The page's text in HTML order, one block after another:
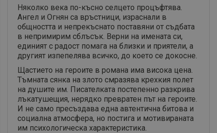
Няколко века по-късно селцето процъфтява.
Ангел и Огнян са връстници, израснали в
общността и непрекъснато поставяни от съдбата
в непримирим сблъсък. Верни на имената си,
единият с радост помага на близки и приятели, а
другият изпепелява всичко, до което се докосне.
Щастието на героите в романа има висока цена.
Тъмната сянка на злото смразява крехкия полет
на душите им. Писателката постепенно разкрива
лъкатушещия, нерядко превратен път на героите.
И не само пресъздава една автентична битова и
социална атмосфера, но постига и мотивираната
им психологическа характеристика.